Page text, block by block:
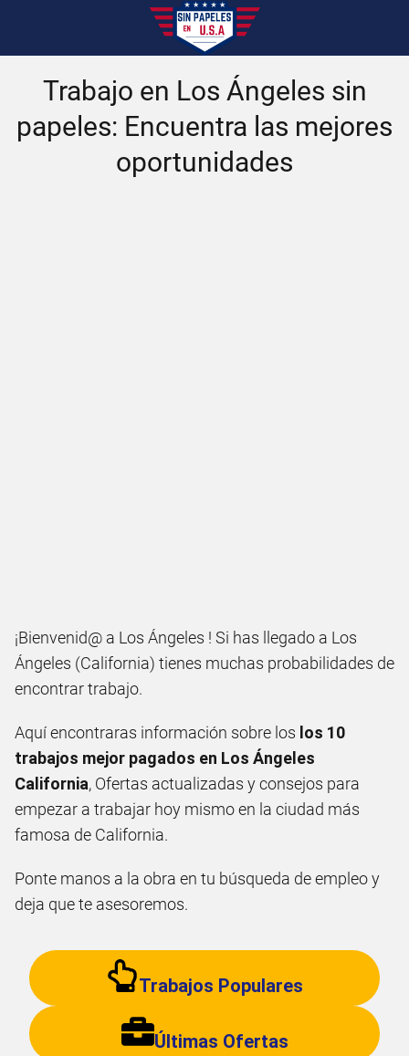
Trabajo en Los Ángeles sin
papeles: Encuentra las mejores
oportunidades
¡Bienvenid@ a Los Ángeles ! Si has llegado a Los
Ángeles (California) tienes muchas probabilidades de
encontrar trabajo.
Aquí encontraras información sobre los los 10
trabajos mejor pagados en Los Ángeles
California, Ofertas actualizadas y consejos para
empezar a trabajar hoy mismo en la ciudad más
famosa de California.
Ponte manos a la obra en tu búsqueda de empleo y
deja que te asesoremos.
Trabajos Populares
Últimas Ofertas